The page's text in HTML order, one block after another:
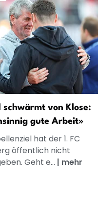
schwärmt von Klose:
gute Arbeit»
hat der 1. FC
öffentlich nicht
Geht e... | mehr